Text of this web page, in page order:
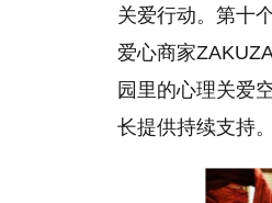
关爱行动。第十
爱心商家
园里的心理关爱
长提供持续支持。